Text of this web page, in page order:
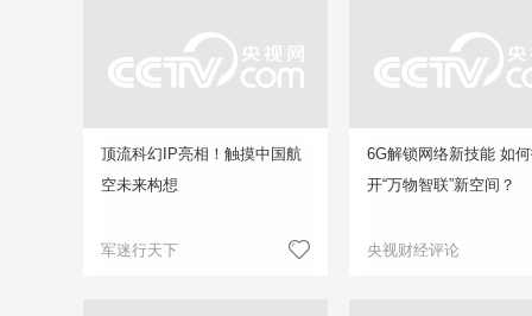
顶流科幻IP亮相！触摸中国航
空未来构想
军迷行天下
6G解锁网络新技能 如
开“万物智联”新空间？
央视财经评论